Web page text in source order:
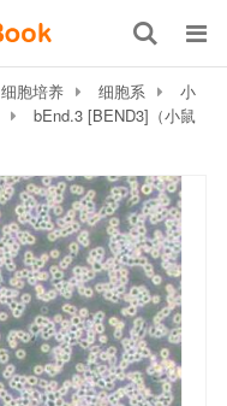
细胞培养 细胞系
小
bEnd.3 [BEND3]（小鼠